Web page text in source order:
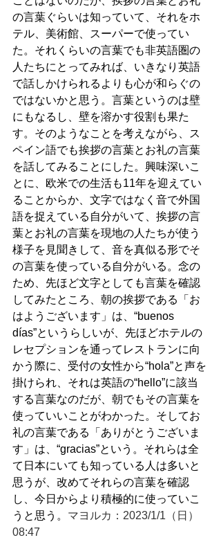
の言葉ぐらいは知っていて、それをホ
テル、美術館、スーパーで使ってい
た。それくらいの言葉でも非英語圏の
人たちにとってみれば、いきなり英語
で話しかけられるよりも心が和らぐの
ではないかと思う。言葉というのは壁
にもなるし、壁を溶かす役割も果た
す。そのようなことを考えながら、ス
ペイン語でも挨拶の言葉とお礼の言葉
を話してみることにした。興味深いこ
とに、欧米での生活も11年を迎えてい
ることからか、文字ではなく音で外国
語を捉えている自分がいて、挨拶の言
葉とお礼の言葉を現地の人たちが使う
様子を見聞きして、音を真似る形でそ
の言葉を使っている自分がいる。念の
ため、先ほど文字としても言葉を確認
してみたところ、朝の挨拶である「お
はようございます」は、“buenos
días”というらしいが、先ほどホテルの
レセプションを通ってレストランに向
かう際に、受付の女性から“hola”と声を
掛けられ、それは英語の“hello”に該当
する言葉なのだが、朝でもその言葉を
使っていいことがわかった。そしてお
礼の言葉である「ありがとうございま
す」は、“gracias”という。それらは全
て日本にいても知っている人は多いと
思うが、改めてそれらの言葉を確認
し、今日からより積極的に使っていこ
うと思う。 マヨルカ：2023/1/1（日）
08:47